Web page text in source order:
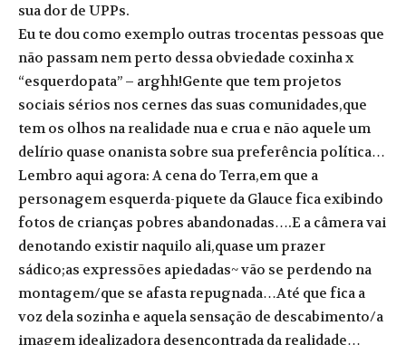
sua dor de UPPs.
Eu te dou como exemplo outras trocentas pessoas que
não passam nem perto dessa obviedade coxinha x
“esquerdopata” – arghh!Gente que tem projetos
sociais sérios nos cernes das suas comunidades,que
tem os olhos na realidade nua e crua e não aquele um
delírio quase onanista sobre sua preferência política…
Lembro aqui agora: A cena do Terra,em que a
personagem esquerda-piquete da Glauce fica exibindo
fotos de crianças pobres abandonadas….E a câmera vai
denotando existir naquilo ali,quase um prazer
sádico;as expressões apiedadas~ vão se perdendo na
montagem/que se afasta repugnada…Até que fica a
voz dela sozinha e aquela sensação de descabimento/a
imagem idealizadora desencontrada da realidade…